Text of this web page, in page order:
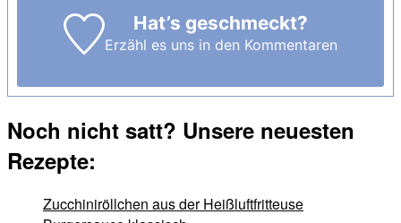
Hat’s geschmeckt?
Erzähl es uns in den Kommentaren
Noch nicht satt? Unsere neuesten
Rezepte:
Zucchiniröllchen aus der Heißluftfritteuse